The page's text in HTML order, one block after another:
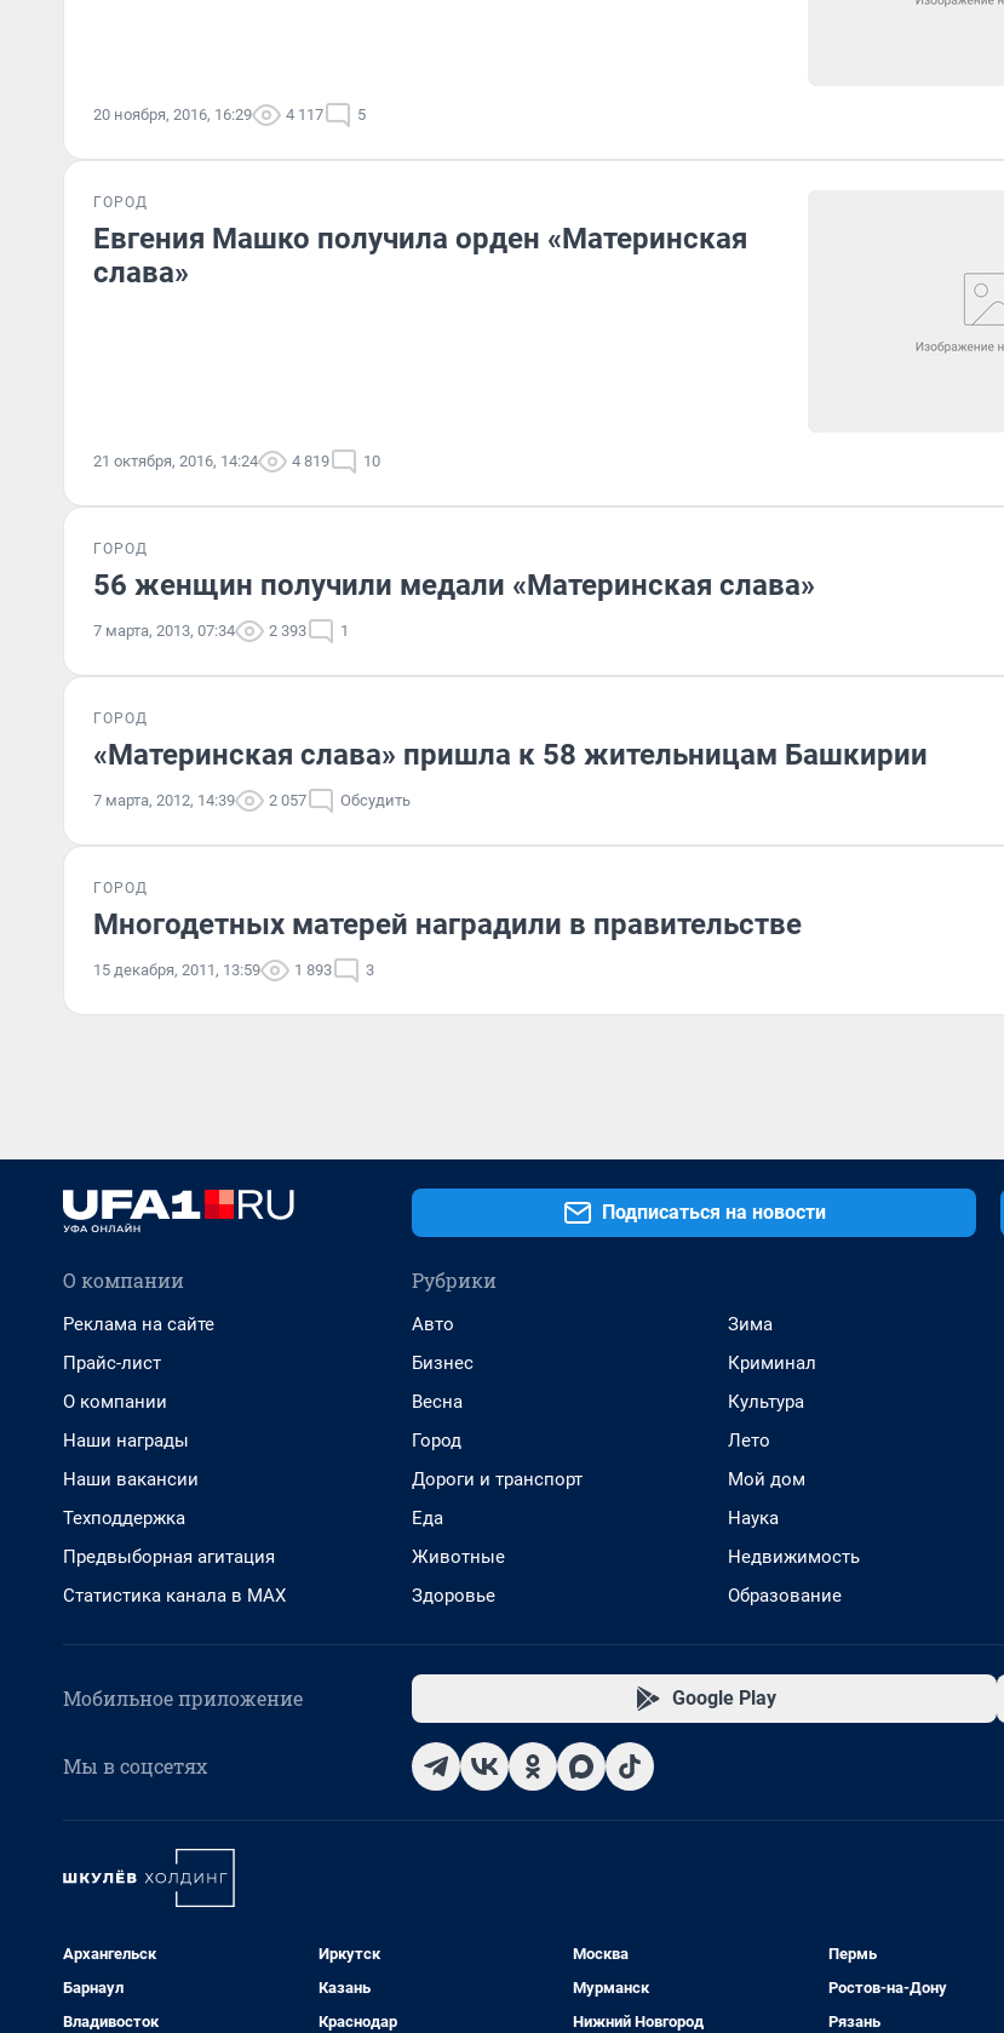
20 ноября, 2016, 16:29 4 117 5
ГОРОД
Евгения Машко получила орден «Материнская
слава»
21 октября, 2016, 14:24 4 819 10
ГОРОД
56 женщин получили медали «Материнская слава»
7 марта, 2013, 07:34 2 393 1
ГОРОД
«Материнская слава» пришла к 58 жительницам Башкирии
7 марта, 2012, 14:39 2 057 Обсудить
ГОРОД
Многодетных матерей наградили в правительстве
15 декабря, 2011, 13:59 1 893 3
Подписаться на новости
О компании
Реклама на сайте
Прайс-лист
О компании
Наши награды
Наши вакансии
Техподдержка
Предвыборная агитация
Статистика канала в MAX
Рубрики
Авто
Бизнес
Весна
Город
Дороги и транспорт
Еда
Животные
Здоровье
Зима
Криминал
Культура
Лето
Мой дом
Наука
Недвижимость
Образование
Мобильное приложение Google Play
Мы в соцсетях
Архангельск
Барнаул
Владивосток
Иркутск
Казань
Краснодар
Москва
Мурманск
Нижний Новгород
Пермь
Ростов-на-Дону
Рязань